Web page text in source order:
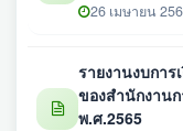
26 เมษายน
รายงานงบกา
ของสำนักงาน
พ.ศ.2565